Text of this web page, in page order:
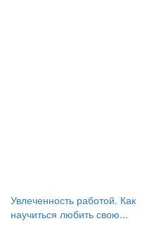
Увлеченность работой. Как
научиться любить свою...